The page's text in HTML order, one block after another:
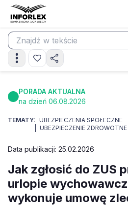
PORADA AKTUALNA
na dzień 06.08.2026
TEMATY: UBEZPIECZENIA SPOŁECZNE
UBEZPIECZENIE ZDROWOTNE
Data publikacji: 25.02.2026
Jak zgłosić do ZUS
urlopie
wykonuje umowę